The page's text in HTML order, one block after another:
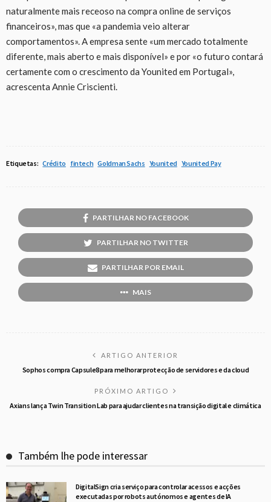
naturalmente mais receoso na compra online de serviços
financeiros», mas que «a pandemia veio alterar
comportamentos». A empresa sente «um mercado totalmente
diferente, mais aberto e mais disponível» e por «o futuro contará
certamente com o crescimento da Younited em Portugal»,
acrescenta Annie Criscienti.
Etiquetas: Crédito fintech Goldman Sachs Younited Younited Pay
PARTILHAR NO FACEBOOK
PARTILHAR NO TWITTER
PARTILHAR POR EMAIL
MAIS
ARTIGO ANTERIOR
Sophos compra Capsule8 para melhorar protecção de servidores e da cloud
PRÓXIMO ARTIGO
Axians lança Twin Transition Lab para ajudar clientes na transição digital e climática
Também lhe pode interessar
DigitalSign cria serviço para controlar acessos e acções
executadas por robots autónomos e agentes de IA